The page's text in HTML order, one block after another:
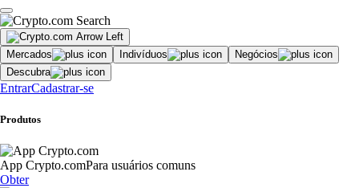
Mercados Indivíduos
Negócios
Descubra
EntrarCadastrar-se
Produtos
App Crypto.comPara usuários comuns
Obter